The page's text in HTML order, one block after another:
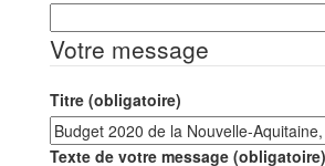
Votre message
Titre (obligatoire)
Texte de votre message (obligatoire)